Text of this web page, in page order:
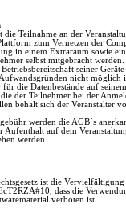
die Teilnahme an der
zum Vernetzen der
in einem Extraraum sowie
selbst mitgebracht werden.
seiner
nicht
die Datenbestände auf
der Teilnehmer bei der
behält sich der Veranstalter
werden die AGB´s
Aufenthalt auf dem
werden.
ist die
dass die
verboten ist.